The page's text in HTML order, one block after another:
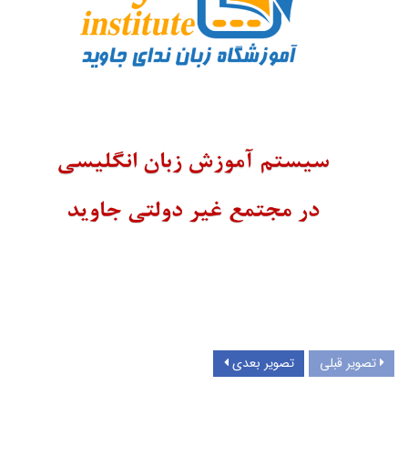
تصویر قبلی تصویر بعدی